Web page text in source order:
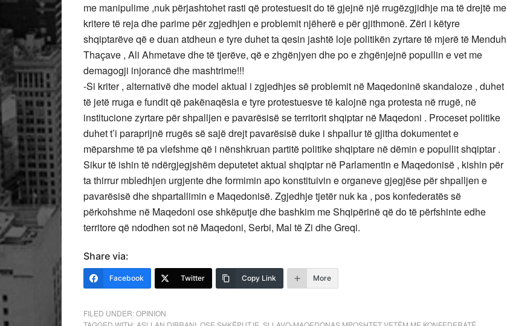
me manipulime ,nuk përjashtohet rasti që protestuesit do të gjejnë një rrugëzgjidhje ma të drejtë me
kritere të reja dhe parime për zgjedhjen e problemit njëherë e për gjithmonë. Zëri i këtyre
shqiptarëve që e duan atdheun e tyre duhet ta qesin jashtë loje politikën zyrtare të mjerë të Menduh
Thaçave , Ali Ahmetave dhe të tjerëve, që e zhgënjyen dhe po e zhgënjejnë popullin e vet me
demagogji injorancë dhe mashtrime!!!
-Si kriter , alternativë dhe model aktual i zgjedhjes së problemit në Maqedoninë skandaloze , duhet
të jetë rruga e fundit që pakënaqësia e tyre protestuesve të kalojnë nga protesta në rrugë, në
institucione zyrtare për shpalljen e pavarësisë se territorit shqiptar në Maqedoni . Proceset politike
duhet t’i paraprijnë rrugës së sajë drejt pavarësisë duke i shpallur të gjitha dokumentet e
mëparshme të pa vlefshme që i nënshkruan partitë politike shqiptare në dëmin e popullit shqiptar .
Sikur të ishin të ndërgjegjshëm deputetet aktual shqiptar në Parlamentin e Maqedonisë , kishin për
ta thirrur mbledhjen urgjente dhe formimin apo konstituivin e organeve gjegjëse për shpalljen e
pavarësisë dhe shpartallimin e Maqedonisë. Zgjedhje tjetër nuk ka , pos konfederatës së
përkohshme në Maqedoni ose shkëputje dhe bashkim me Shqipërinë që do të përfshinte edhe
territore që ndodhen sot në Maqedoni, Serbi, Mal të Zi dhe Greqi.
Share via:
Facebook Twitter Copy Link More
FILED UNDER:OPINION